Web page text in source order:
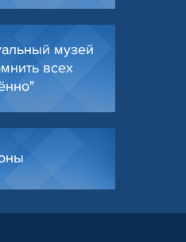
музей
всех